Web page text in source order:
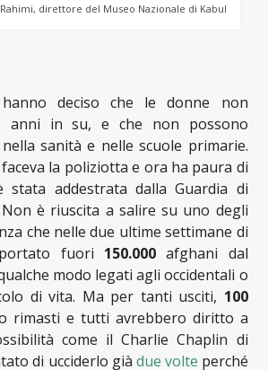
direttore del Museo Nazionale di Kabul
deciso che le donne non
anni in su, e che non possono
sanità e nelle scuole primarie.
la poliziotta e ora ha paura di
stata addestrata dalla Guardia di
Non è riuscita a salire su uno degli
che nelle due ultime settimane di
fuori 150.000afghani dal
modo legati agli occidentali o
di vita. Ma per tanti usciti, 100
rimasti e tutti avrebbero diritto a
come il Charlie Chaplin di
di ucciderlo già due volte perché